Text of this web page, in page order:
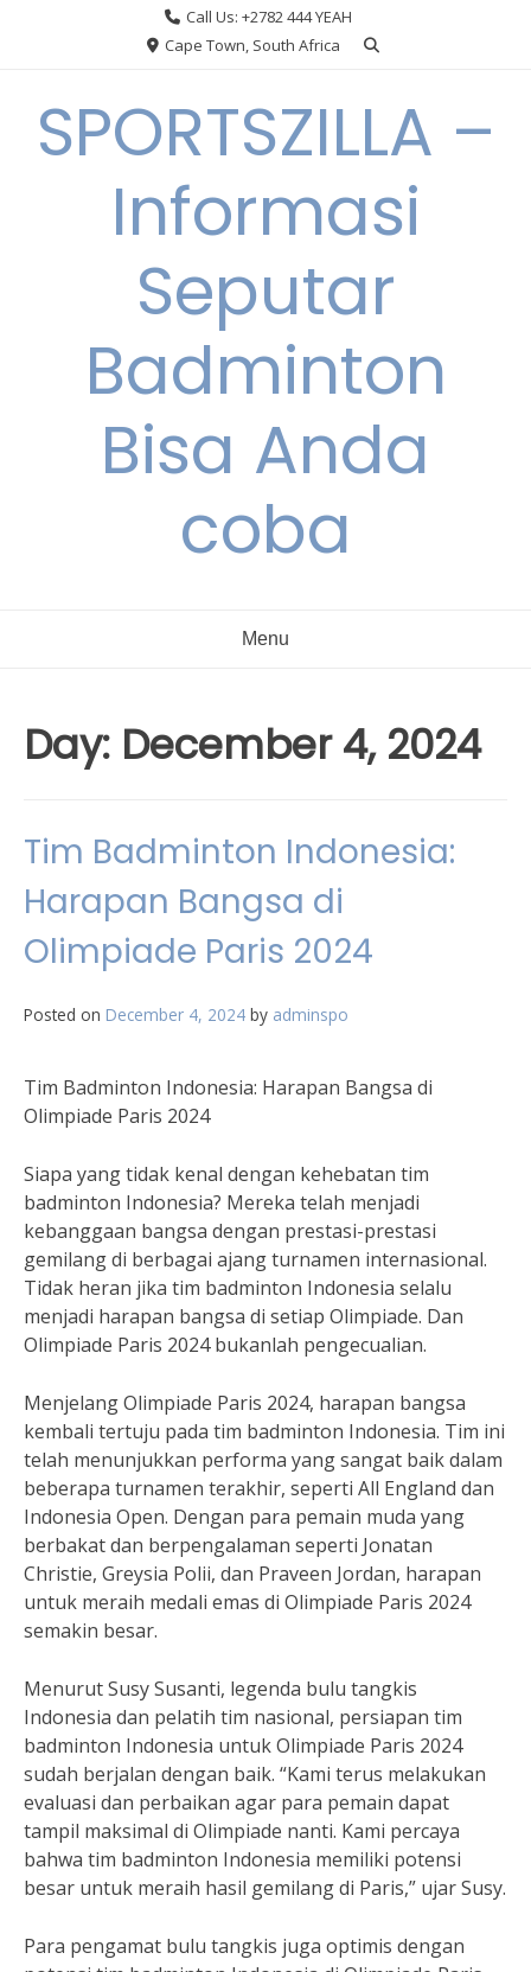
Call Us: +2782 444 YEAH
Cape Town, South Africa
SPORTSZILLA –
Informasi
Seputar
Badminton
Bisa Anda
coba
Menu
Day: December 4, 2024
Tim Badminton Indonesia:
Harapan Bangsa di
Olimpiade Paris 2024
Posted on December 4, 2024 by adminspo
Tim Badminton Indonesia: Harapan Bangsa di
Olimpiade Paris 2024
Siapa yang tidak kenal dengan kehebatan tim
badminton Indonesia? Mereka telah menjadi
kebanggaan bangsa dengan prestasi-prestasi
gemilang di berbagai ajang turnamen internasional.
Tidak heran jika tim badminton Indonesia selalu
menjadi harapan bangsa di setiap Olimpiade. Dan
Olimpiade Paris 2024 bukanlah pengecualian.
Menjelang Olimpiade Paris 2024, harapan bangsa
kembali tertuju pada tim badminton Indonesia. Tim ini
telah menunjukkan performa yang sangat baik dalam
beberapa turnamen terakhir, seperti All England dan
Indonesia Open. Dengan para pemain muda yang
berbakat dan berpengalaman seperti Jonatan
Christie, Greysia Polii, dan Praveen Jordan, harapan
untuk meraih medali emas di Olimpiade Paris 2024
semakin besar.
Menurut Susy Susanti, legenda bulu tangkis
Indonesia dan pelatih tim nasional, persiapan tim
badminton Indonesia untuk Olimpiade Paris 2024
sudah berjalan dengan baik. “Kami terus melakukan
evaluasi dan perbaikan agar para pemain dapat
tampil maksimal di Olimpiade nanti. Kami percaya
bahwa tim badminton Indonesia memiliki potensi
besar untuk meraih hasil gemilang di Paris,” ujar Susy.
Para pengamat bulu tangkis juga optimis dengan